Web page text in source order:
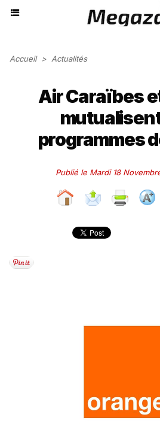
Accueil > Actualités
Air Caraïbes
programmes
Publié le Mardi 18